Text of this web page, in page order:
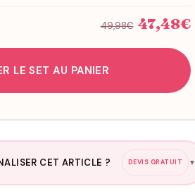
49,98€ 47,48€
LE SET AU PANIER
CET ARTICLE ? DEVIS GRATUIT ▼